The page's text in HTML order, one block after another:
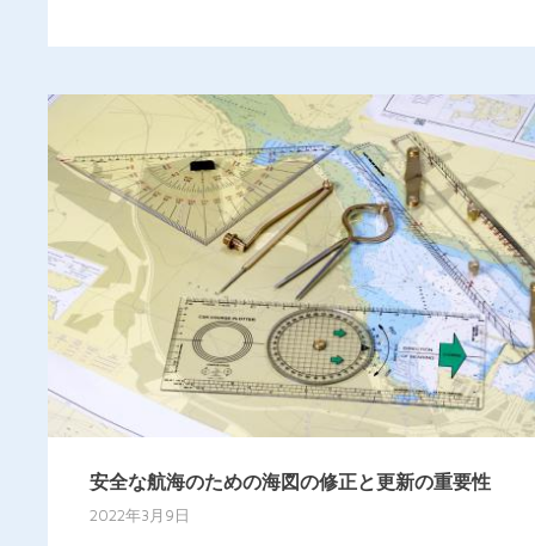
安全な航海のための海図の修正と更新の重要性
2022年3月9日